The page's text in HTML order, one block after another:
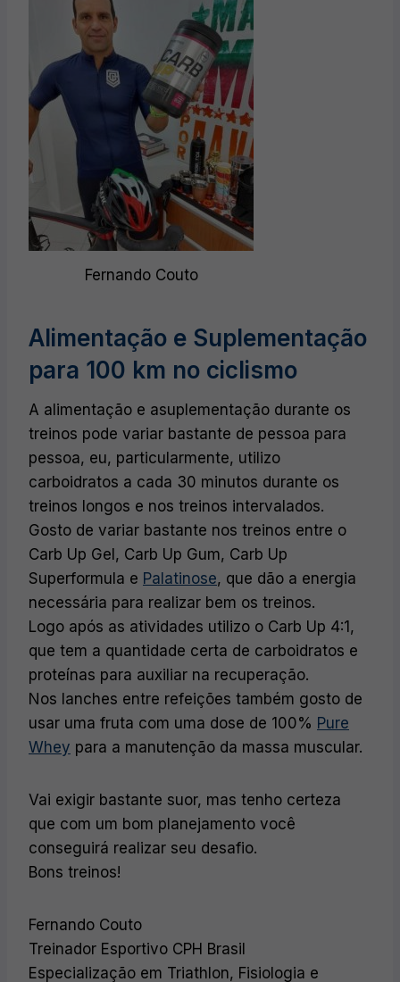
Fernando Couto
Alimentação e Suplementação
para 100 km no ciclismo
A alimentação e asuplementação durante os
treinos pode variar bastante de pessoa para
pessoa, eu, particularmente, utilizo
carboidratos a cada 30 minutos durante os
treinos longos e nos treinos intervalados.
Gosto de variar bastante nos treinos entre o
Carb Up Gel, Carb Up Gum, Carb Up
Superformula e Palatinose, que dão a energia
necessária para realizar bem os treinos.
Logo após as atividades utilizo o Carb Up 4:1,
que tem a quantidade certa de carboidratos e
proteínas para auxiliar na recuperação.
Nos lanches entre refeições também gosto de
usar uma fruta com uma dose de 100% Pure
Whey para a manutenção da massa muscular.
Vai exigir bastante suor, mas tenho certeza
que com um bom planejamento você
conseguirá realizar seu desafio.
Bons treinos!
Fernando Couto
Treinador Esportivo CPH Brasil
Especialização em Triathlon, Fisiologia e